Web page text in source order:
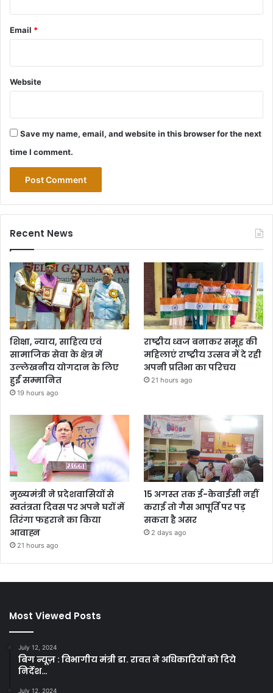
Email *
Website
Save my name, email, and website in this browser for the next
time I comment.
Recent News
शिक्षा, न्याय, साहित्य एवं
सामाजिक सेवा के क्षेत्र में
उल्लेखनीय योगदान के लिए
हुईं सम्मानित
19 hours ago
राष्ट्रीय ध्वज बनाकर समूह की
महिलाएं राष्ट्रीय उत्सव में दे रही
अपनी प्रतिभा का परिचय
21 hours ago
मुख्यमंत्री ने प्रदेशवासियों से
स्वतंत्रता दिवस पर अपने घरों में
तिरंगा फहराने का किया
आवाह्न
21 hours ago
15 अगस्त तक ई-केवाईसी नहीं
कराई तो गैस आपूर्ति पर पड़
सकता है असर
2 days ago
Most Viewed Posts
July 12, 2024
बिग न्यूज़ : विभागीय मंत्री डा. रावत ने अधिकारियों को दिये
निर्देश…
July 12, 2024